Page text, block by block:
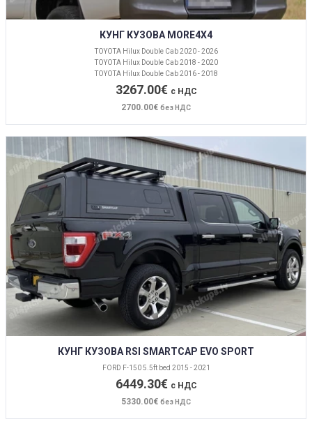
КУНГ КУЗОВА MORE4X4
TOYOTA Hilux Double Cab 2020 - 2026
TOYOTA Hilux Double Cab 2018 - 2020
TOYOTA Hilux Double Cab 2016 - 2018
3267.00€ с НДС
2700.00€ без НДС
КУНГ КУЗОВА RSI SMARTCAP EVO SPORT
FORD F-150 5.5ft bed 2015 - 2021
6449.30€ с НДС
5330.00€ без НДС